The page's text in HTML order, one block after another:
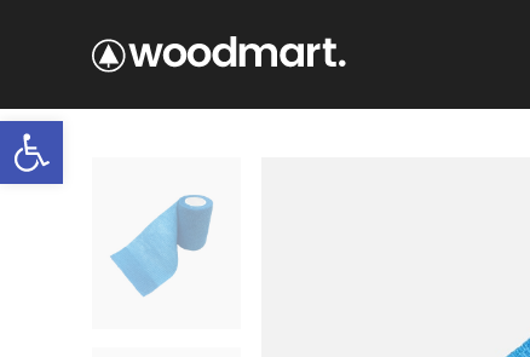
Ανοίξτε τη γραμμή εργαλείων